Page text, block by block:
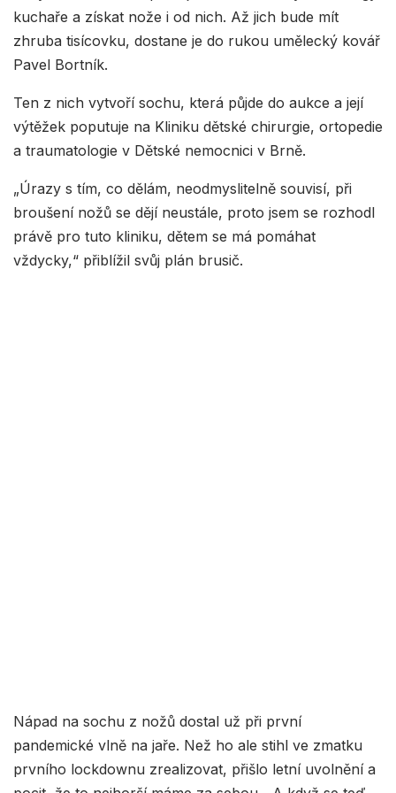
kuchaře a získat nože i od nich. Až jich bude mít
zhruba tisícovku, dostane je do rukou umělecký kovář
Pavel Bortník.
Ten z nich vytvoří sochu, která půjde do aukce a její
výtěžek poputuje na Kliniku dětské chirurgie, ortopedie
a traumatologie v Dětské nemocnici v Brně.
„Úrazy s tím, co dělám, neodmyslitelně souvisí, při
broušení nožů se dějí neustále, proto jsem se rozhodl
právě pro tuto kliniku, dětem se má pomáhat
vždycky,“ přiblížil svůj plán brusič.
Nápad na sochu z nožů dostal už při první
pandemické vlně na jaře. Než ho ale stihl ve zmatku
prvního lockdownu zrealizovat, přišlo letní uvolnění a